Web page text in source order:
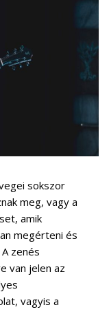
sokszor
meg, vagy a
amik
megérteni és
zenés
van jelen az
vagyis a